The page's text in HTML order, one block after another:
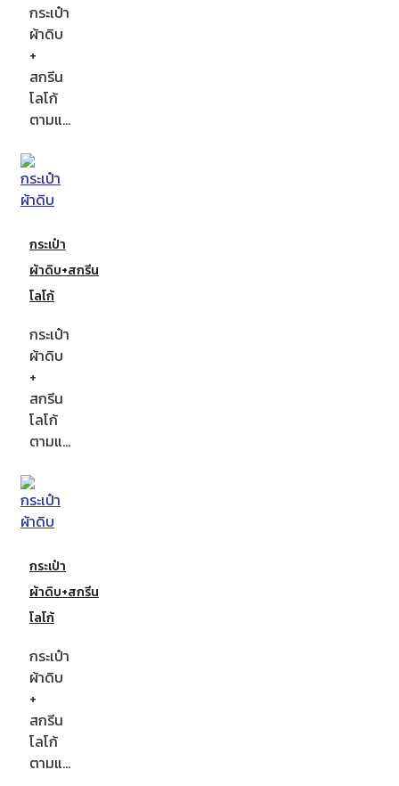
กระเป๋า
ผ้าดิบ
+
สกรีน
โลโก้
ตามแ…
กระเป๋า
ผ้าดิบ+สกรีน
โลโก้
กระเป๋า
ผ้าดิบ
+
สกรีน
โลโก้
ตามแ…
กระเป๋า
ผ้าดิบ+สกรีน
โลโก้
กระเป๋า
ผ้าดิบ
+
สกรีน
โลโก้
ตามแ…